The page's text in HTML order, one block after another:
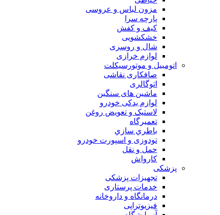
مزون لباس و عروسی
پارچه سرا
کیف و کفش
خشکشویی
شال و روسری
لوازم خرازی
اتومبیل و موتورسیکلت
صافکاری نقاشی
اتوگالری
ماشین های سنگین
لوازم یدکی خودرو
لاستیک و تعویض روغن
تعميرگاه
باطري سازي
تودوزی و اسپورت خودرو
حمل و نقل
کارواش
پزشکی
تجهیزات پزشکی
خدمات پرستاری
درمانگاه و داروخانه
فیزیوتراپی